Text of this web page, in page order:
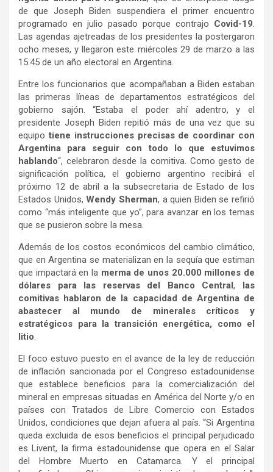
de que Joseph Biden suspendiera el primer encuentro
programado en julio pasado porque contrajo Covid-19.
Las agendas ajetreadas de los presidentes la postergaron
ocho meses, y llegaron este miércoles 29 de marzo a las
15.45 de un año electoral en Argentina.
Entre los funcionarios que acompañaban a Biden estaban
las primeras líneas de departamentos estratégicos del
gobierno sajón. “Estaba el poder ahí adentro, y el
presidente Joseph Biden repitió más de una vez que su
equipotiene instrucciones precisas de coordinar con
Argentina para seguir con todo lo que estuvimos
hablando“, celebraron desde la comitiva. Como gesto de
significación política, el gobierno argentino recibirá el
próximo 12 de abril a la subsecretaria de Estado de los
Estados Unidos,Wendy Sherman, a quien Biden se refirió
como “más inteligente que yo”, para avanzar en los temas
que se pusieron sobre la mesa.
Además de los costos económicos del cambio climático,
que en Argentina se materializan en la sequía que estiman
que impactará en la merma de unos 20.000 millones de
dólares para las reservas del Banco Central, las
comitivas hablaron de la capacidad de Argentina de
abastecer al mundo de minerales críticos y
estratégicos para la transición energética, como el
litio.
El foco estuvo puesto en el avance de la ley de reducción
de inflación sancionada por el Congreso estadounidense
que establece beneficios para la comercialización del
mineral en empresas situadas en América del Norte y/o en
países con Tratados de Libre Comercio con Estados
Unidos, condiciones que dejan afuera al país. “Si Argentina
queda excluida de esos beneficios el principal perjudicado
es Livent, la firma estadounidense que opera en el Salar
del Hombre Muerto en Catamarca. Y el principal